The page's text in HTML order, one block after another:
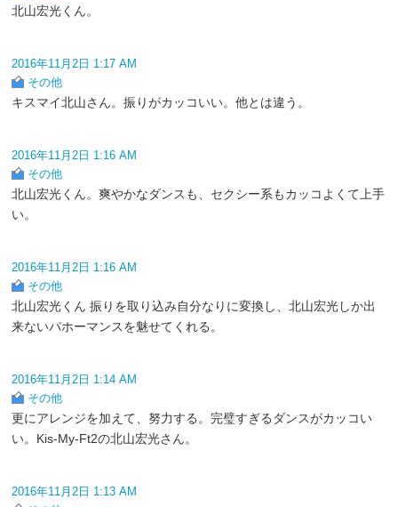
北山宏光くん。
2016年11月2日 1:17 AM
その他
キスマイ北山さん。振りがカッコいい。他とは違う。
2016年11月2日 1:16 AM
その他
北山宏光くん。爽やかなダンスも、セクシー系もカッコよくて上手
い。
2016年11月2日 1:16 AM
その他
北山宏光くん 振りを取り込み自分なりに変換し、北山宏光しか出
来ないパホーマンスを魅せてくれる。
2016年11月2日 1:14 AM
その他
更にアレンジを加えて、努力する。完璧すぎるダンスがカッコい
い。Kis-My-Ft2の北山宏光さん。
2016年11月2日 1:13 AM